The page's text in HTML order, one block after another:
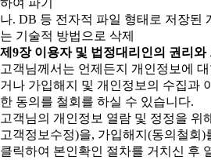
하여 파기
나. DB 등 전자적 파일 형태로 저장된
는 기술적 방법으로 삭제
제9장 이용자 및 법정대리인의 권리와
고객님께서는 언제든지 개인정보에
거나 가입해지 및 개인정보의 수집과
한 동의를 철회를 하실 수 있습니다.
고객님의 개인정보 열람 및 정정을 위
고객정보수정)을, 가입해지(동의철회)
클릭하여 본인확인 절차를 거치신 후